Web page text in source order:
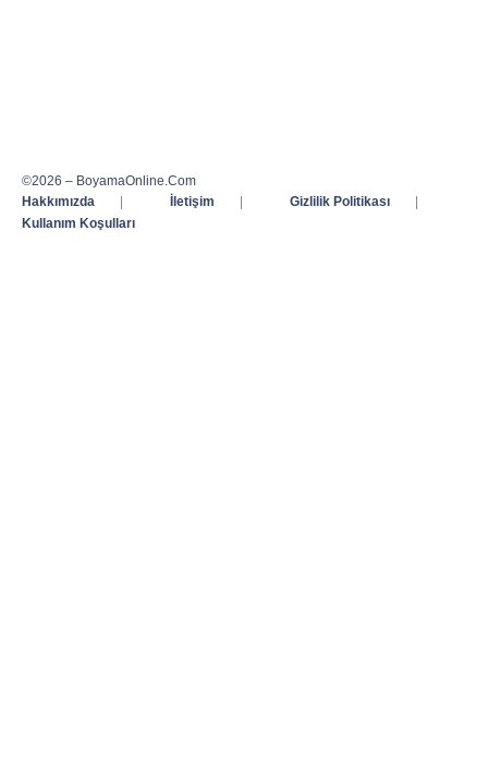
©2026 – BoyamaOnline.Com
Hakkımızda
| İletişim | Gizlilik Politikası
|
Kullanım Koşulları